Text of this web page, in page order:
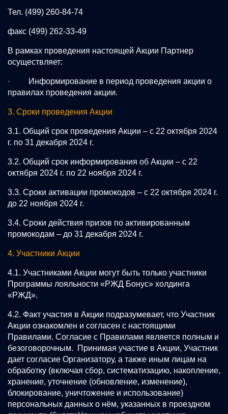
Тел. (499) 260-84-74
факс (499) 262-33-49
В рамках проведения настоящей Акции Партнер
осуществляет:
· Информирование в период проведения акции о
правилах проведения акции.
3. Сроки проведения Акции
3.1. Общий срок проведения Акции – с 22 октября 2024
г. по 31 декабря 2024 г.
3.2. Общий срок информирования об Акции – с 22
октября 2024 г. по 22 ноября 2024 г.
3.3. Сроки активации промокодов – с 22 октября 2024 г.
до 22 ноября 2024 г.
3.4. Сроки действия призов по активированным
промокодам – до 31 декабря 2024 г.
4. Участники Акции
4.1. Участниками Акции могут быть только участники
Программы лояльности «РЖД Бонус» холдинга
«РЖД».
4.2. Факт участия в Акции подразумевает, что Участник
Акции ознакомлен и согласен с настоящими
Правилами. Согласие с Правилами является полным и
безоговорочным. Принимая участие в Акции, Участник
дает согласие Организатору, а также иным лицам на
обработку (включая сбор, систематизацию, накопление,
хранение, уточнение (обновление, изменение),
блокирование, уничтожение и использование)
персональных данных о нём, указанных в проездном